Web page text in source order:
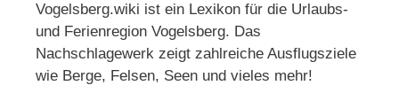
Vogelsberg.wiki ist ein Lexikon für die Urlaubs-
und Ferienregion Vogelsberg. Das
Nachschlagewerk zeigt zahlreiche Ausflugsziele
wie Berge, Felsen, Seen und vieles mehr!